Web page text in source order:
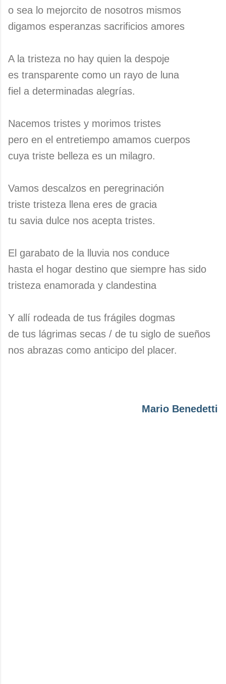
o sea lo mejorcito de nosotros mismos
digamos esperanzas sacrificios amores
A la tristeza no hay quien la despoje
es transparente como un rayo de luna
fiel a determinadas alegrías.
Nacemos tristes y morimos tristes
pero en el entretiempo amamos cuerpos
cuya triste belleza es un milagro.
Vamos descalzos en peregrinación
triste tristeza llena eres de gracia
tu savia dulce nos acepta tristes.
El garabato de la lluvia nos conduce
hasta el hogar destino que siempre has sido
tristeza enamorada y clandestina
Y allí rodeada de tus frágiles dogmas
de tus lágrimas secas / de tu siglo de sueños
nos abrazas como anticipo del placer.
Mario Benedetti